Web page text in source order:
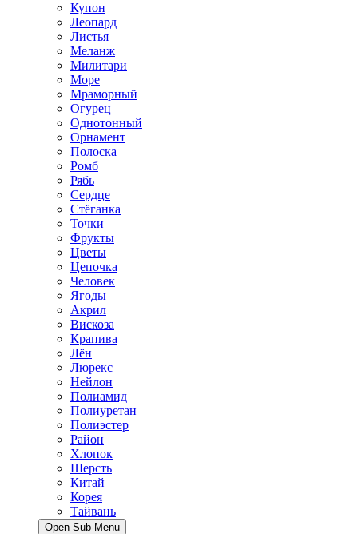
Купон
Леопард
Листья
Меланж
Милитари
Море
Мраморный
Огурец
Однотонный
Орнамент
Полоска
Ромб
Рябь
Сердце
Стёганка
Точки
Фрукты
Цветы
Цепочка
Человек
Ягоды
Акрил
Вискоза
Крапива
Лён
Люрекс
Нейлон
Полиамид
Полиуретан
Полиэстер
Район
Хлопок
Шерсть
Китай
Корея
Тайвань
Open Sub-Menu